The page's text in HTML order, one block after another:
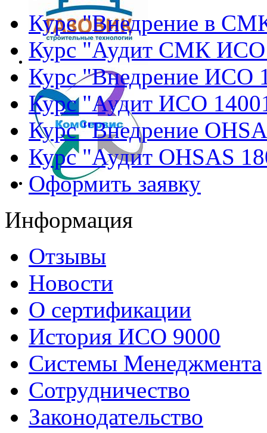
Курс "Внедрение в
Курс "Аудит СМК ИСО
Курс "Внедрение ИСО
Курс "Аудит ИСО
Курс "Внедрение
Курс "Аудит OHSAS
Оформить заявку
Информация
Отзывы
Новости
О сертификации
История ИСО 9000
Системы Менеджмента
Сотрудничество
Законодательство